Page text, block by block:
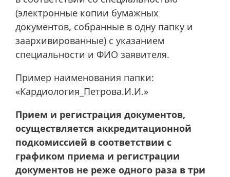
(электронные копии бумажных
документов, собранные в одну папку и
заархивированные) с указанием
специальности и ФИО заявителя.
Пример наименования папки:
«Кардиология_Петрова.И.И.»
Прием и регистрация документов,
осуществляется аккредитационной
подкомиссией в соответствии с
графиком приема и регистрации
документов не реже одного раза в три